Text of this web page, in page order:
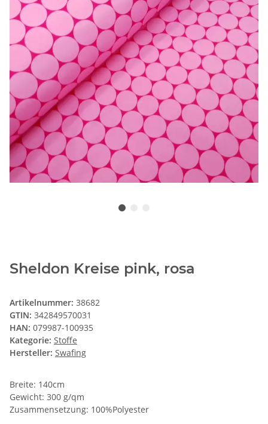
Sheldon Kreise pink, rosa
Artikelnummer: 38682
GTIN: 342849570031
HAN: 079987-100935
Kategorie: Stoffe
Hersteller: Swafing
Breite: 140cm
Gewicht: 300 g/qm
Zusammensetzung: 100%Polyester